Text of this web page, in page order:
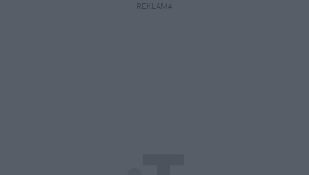
REKLAMA